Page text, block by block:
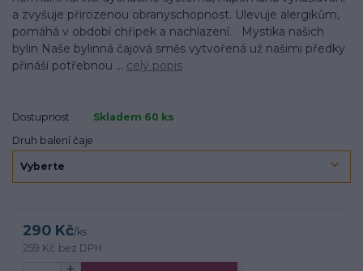
a zvyšuje přirozenou obranyschopnost. Ulevuje alergikům,
pomáhá v období chřipek a nachlazení. Mystika našich
bylin Naše bylinná čajová směs vytvořená už našimi předky
přináší potřebnou ... celý popis
Dostupnost
Skladem 60 ks
Druh balení čaje
290 Kč/ks
259 Kč bez DPH